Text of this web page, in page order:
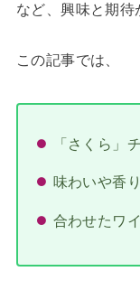
など、興味と期待
この記事では、
「さくら」
味わいや香り
合わせたワ